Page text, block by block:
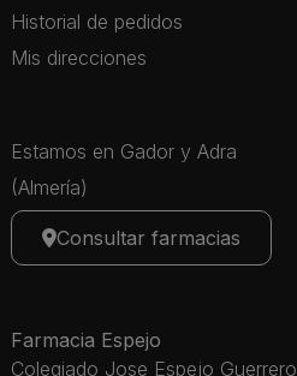
Historial de pedidos
Mis direcciones
Estamos en Gador y Adra
(Almería)
Consultar farmacias
Farmacia Espejo
Colegiado Jose Espejo Guerrero